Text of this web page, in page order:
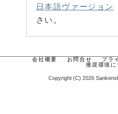
日本語ヴァージョン
さい。
会社概要 お問合せ
プラ
推奨環境に
Copyright (C) 2026